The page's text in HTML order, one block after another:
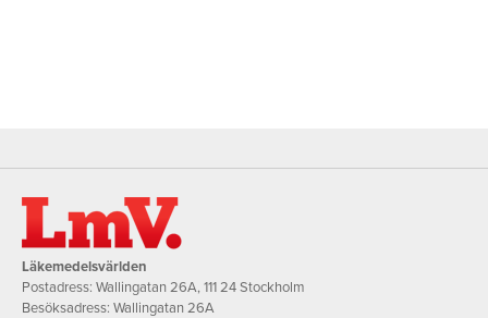
Läkemedelsvärlden
Postadress: Wallingatan 26A, 111 24 Stockholm
Besöksadress: Wallingatan 26A